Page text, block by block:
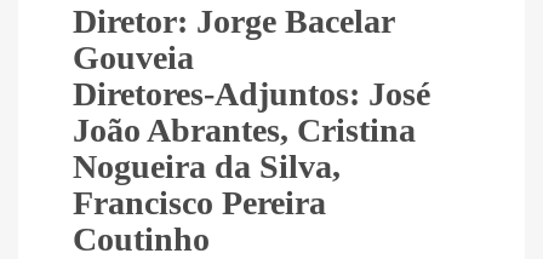
Diretor: Jorge Bacelar
Gouveia
Diretores-Adjuntos: José
João Abrantes, Cristina
Nogueira da Silva,
Francisco Pereira
Coutinho